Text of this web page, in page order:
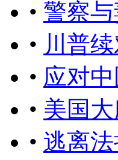
• 警察
• 川普
• 应对
• 美国
• 逃离